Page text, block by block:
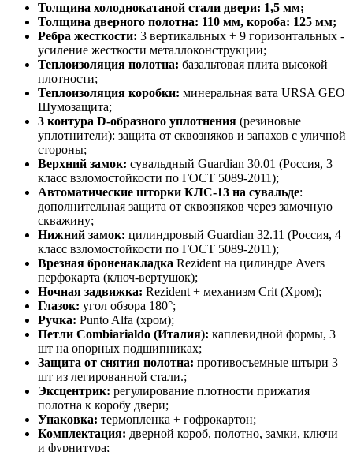
Толщина холоднокатаной стали двери: 1,5 мм;
Толщина дверного полотна: 110 мм, короба: 125 мм;
Ребра жесткости: 3 вертикальных + 9 горизонтальных -
усиление жесткости металлоконструкции;
Теплоизоляция полотна: базальтовая плита высокой
плотности;
Теплоизоляция коробки: минеральная вата URSA GEO
Шумозащита;
3 контура D-образного уплотнения (резиновые
уплотнители): защита от сквозняков и запахов с уличной
стороны;
Верхний замок: сувальдный Guardian 30.01 (Россия, 3
класс взломостойкости по ГОСТ 5089-2011);
Автоматические шторки КЛС-13 на сувальде:
дополнительная защита от сквозняков через замочную
скважину;
Нижний замок: цилиндровый Guardian 32.11 (Россия, 4
класс взломостойкости по ГОСТ 5089-2011);
Врезная броненакладка Rezident на цилиндре Avers
перфокарта (ключ-вертушок);
Ночная задвижка: Rezident + механизм Crit (Хром);
Глазок: угол обзора 180°;
Ручка: Punto Alfa (хром);
Петли Combiarialdo (Италия): каплевидной формы, 3
шт на опорных подшипниках;
Защита от снятия полотна: противосъемные штыри 3
шт из легированной стали.;
Эксцентрик: регулирование плотности прижатия
полотна к коробу двери;
Упаковка: термопленка + гофрокартон;
Комплектация: дверной короб, полотно, замки, ключи
и фурнитура;